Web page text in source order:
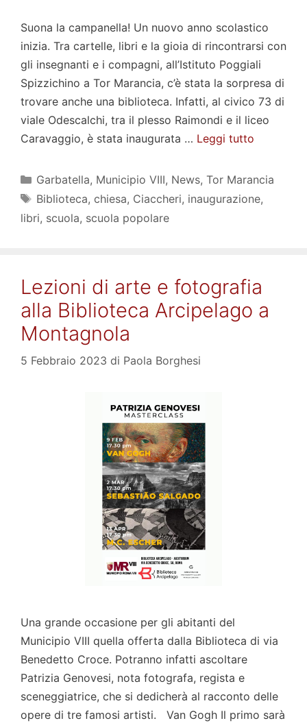
Suona la campanella! Un nuovo anno scolastico
inizia. Tra cartelle, libri e la gioia di rincontrarsi con
gli insegnanti e i compagni, all’Istituto Poggiali
Spizzichino a Tor Marancia, c’è stata la sorpresa di
trovare anche una biblioteca. Infatti, al civico 73 di
viale Odescalchi, tra il plesso Raimondi e il liceo
Caravaggio, è stata inaugurata … Leggi tutto
Categorie
Garbatella, Municipio VIII, News, Tor Marancia
Tag
Biblioteca, chiesa, Ciaccheri, inaugurazione,
libri, scuola, scuola popolare
Lezioni di arte e fotografia
alla Biblioteca Arcipelago a
Montagnola
5 Febbraio 2023 di Paola Borghesi
Una grande occasione per gli abitanti del
Municipio VIII quella offerta dalla Biblioteca di via
Benedetto Croce. Potranno infatti ascoltare
Patrizia Genovesi, nota fotografa, regista e
sceneggiatrice, che si dedicherà al racconto delle
opere di tre famosi artisti. Van Gogh Il primo sarà